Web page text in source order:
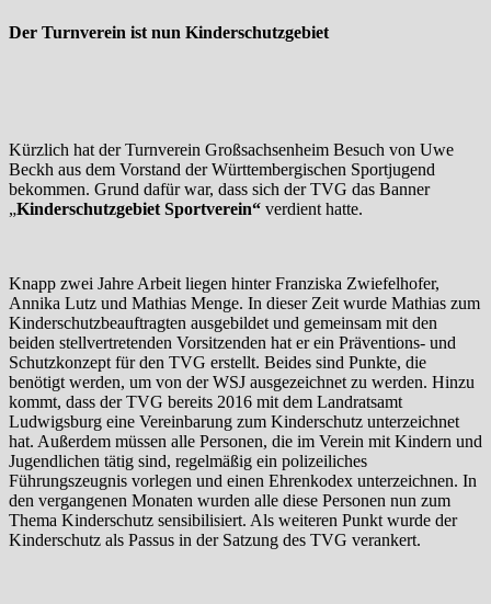
Der Turnverein ist nun Kinderschutzgebiet
Kürzlich hat der Turnverein Großsachsenheim Besuch von Uwe
Beckh aus dem Vorstand der Württembergischen Sportjugend
bekommen. Grund dafür war, dass sich der TVG das Banner
„Kinderschutzgebiet Sportverein“ verdient hatte.
Knapp zwei Jahre Arbeit liegen hinter Franziska Zwiefelhofer,
Annika Lutz und Mathias Menge. In dieser Zeit wurde Mathias zum
Kinderschutzbeauftragten ausgebildet und gemeinsam mit den
beiden stellvertretenden Vorsitzenden hat er ein Präventions- und
Schutzkonzept für den TVG erstellt. Beides sind Punkte, die
benötigt werden, um von der WSJ ausgezeichnet zu werden. Hinzu
kommt, dass der TVG bereits 2016 mit dem Landratsamt
Ludwigsburg eine Vereinbarung zum Kinderschutz unterzeichnet
hat. Außerdem müssen alle Personen, die im Verein mit Kindern und
Jugendlichen tätig sind, regelmäßig ein polizeiliches
Führungszeugnis vorlegen und einen Ehrenkodex unterzeichnen. In
den vergangenen Monaten wurden alle diese Personen nun zum
Thema Kinderschutz sensibilisiert. Als weiteren Punkt wurde der
Kinderschutz als Passus in der Satzung des TVG verankert.